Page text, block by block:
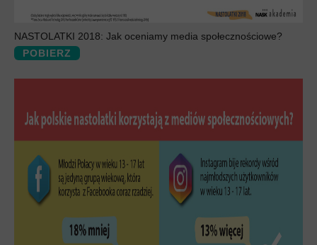
NASTOLATKI 2018: Jak oceniamy media społecznościowe?
POBIERZ